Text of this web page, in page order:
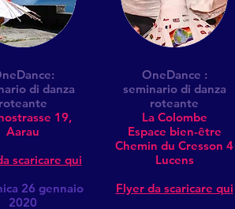
di danza
roteante
19,
Aarau
scaricare qui
26 gennaio
2020
OneDance :
seminario di danza
roteante
La Colombe
Espace bien-être
Chemin du Cresson 4
Lucens
Flyer da scaricare qui